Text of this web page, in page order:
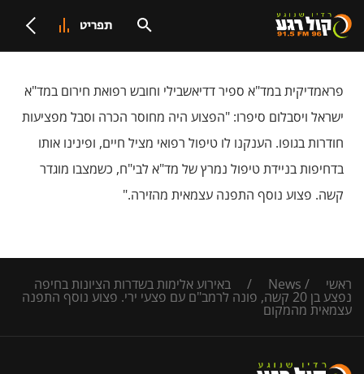
תפריט
פראמדיקית במד"א ספיר דדיאשבילי וחובש רפואת חירום במד"א
ישראל ויסבלום סיפרו: "הפצוע היה מחוסר הכרה וסבל מפציעות
חודרות בגופו. הענקנו לו טיפול רפואי מציל חיים, ופינינו אותו
בדחיפות בניידת טיפול נמרץ של מד"א לבי"ח, כשמצבו מוגדר
קשה. פצוע נוסף התפנה עצמאית מהזירה."
ראשי /
News
/ באירוע אלימות בשדרות הציונות בחיפה
נפצע בן 20 קשה, פונה לרמב"ם עם פצעי ירי. פצוע נוסף התפנה
עצמאית מהמקום